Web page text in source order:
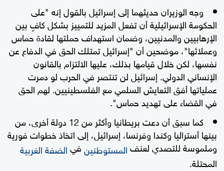
وجه الوزيران حديثهما إلى إسرائيل بالقول إنه "على
الحكومة الإسرائيلية أن تفعل المزيد للتمييز بشكل كافٍ بين
الإرهابيين والمدنيين، وضمان استهداف حملتها لقادة حماس
وعملائها"، موضحين أن "إسرائيل تمتلك الحق في الدفاع عن
نفسها، لكن خلال قيامها بذلك، عليها الالتزام بالقانون
الإنساني الدولي. إسرائيل لن تنتصر في الحرب لو دمرت
عملياتها أفق التعايش السلمي مع الفلسطينيين. لهم الحق
في القضاء على تهديد حماس".
كما سبق أن دعت بريطانيا وأكثر من 12 دولة أخرى، من
بينها أستراليا وكندا وفرنسا، إسرائيل، إلى اتخاذ خطوات فورية
وملموسة للتصدي لعنفالمستوطنينفيالضفة الغربية
المحتلة.